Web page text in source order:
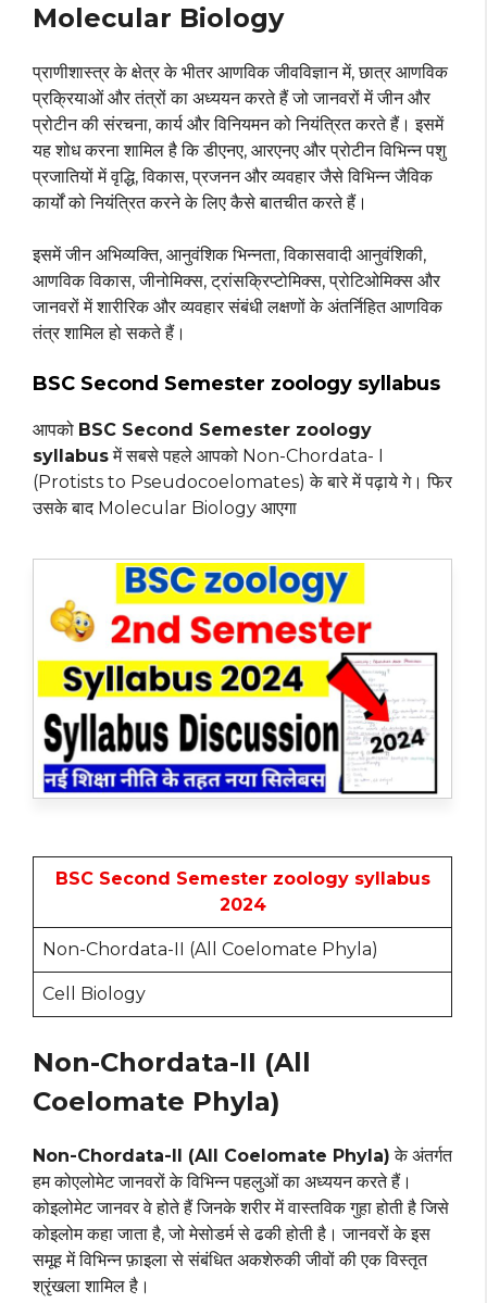
Molecular Biology
प्राणीशास्त्र के क्षेत्र के भीतर आणविक जीवविज्ञान में, छात्र आणविक
प्रक्रियाओं और तंत्रों का अध्ययन करते हैं जो जानवरों में जीन और
प्रोटीन की संरचना, कार्य और विनियमन को नियंत्रित करते हैं। इसमें
यह शोध करना शामिल है कि डीएनए, आरएनए और प्रोटीन विभिन्न पशु
प्रजातियों में वृद्धि, विकास, प्रजनन और व्यवहार जैसे विभिन्न जैविक
कार्यों को नियंत्रित करने के लिए कैसे बातचीत करते हैं।
इसमें जीन अभिव्यक्ति, आनुवंशिक भिन्नता, विकासवादी आनुवंशिकी,
आणविक विकास, जीनोमिक्स, ट्रांसक्रिप्टोमिक्स, प्रोटिओमिक्स और
जानवरों में शारीरिक और व्यवहार संबंधी लक्षणों के अंतर्निहित आणविक
तंत्र शामिल हो सकते हैं।
BSC Second Semester zoology syllabus
आपको BSC Second Semester zoology
syllabusमें सबसे पहले आपको Non-Chordata- I
(Protists to Pseudocoelomates) के बारे में पढ़ाये गे। फिर
उसके बाद Molecular Biology आएगा
BSC Second Semester zoology syllabus
2024
Non-Chordata-II (All Coelomate Phyla)
Cell Biology
Non-Chordata-II (All
Coelomate Phyla)
Non-Chordata-II (All Coelomate Phyla) के अंतर्गत
हम कोएलोमेट जानवरों के विभिन्न पहलुओं का अध्ययन करते हैं।
कोइलोमेट जानवर वे होते हैं जिनके शरीर में वास्तविक गुहा होती है जिसे
कोइलोम कहा जाता है, जो मेसोडर्म से ढकी होती है। जानवरों के इस
समूह में विभिन्न फ़ाइला से संबंधित अकशेरुकी जीवों की एक विस्तृत
श्रृंखला शामिल है।